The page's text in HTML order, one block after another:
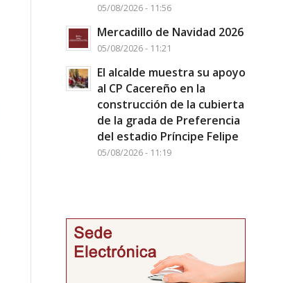
05/08/2026 - 11:56
Mercadillo de Navidad 2026
05/08/2026 - 11:21
El alcalde muestra su apoyo
al CP Cacereño en la
construcción de la cubierta
de la grada de Preferencia
del estadio Príncipe Felipe
05/08/2026 - 11:19